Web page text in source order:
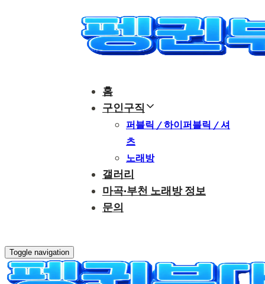
홈
구인구직
퍼블릭 / 하이퍼블릭 / 셔
츠
노래방
갤러리
마곡·부천 노래방 정보
문의
Toggle navigation